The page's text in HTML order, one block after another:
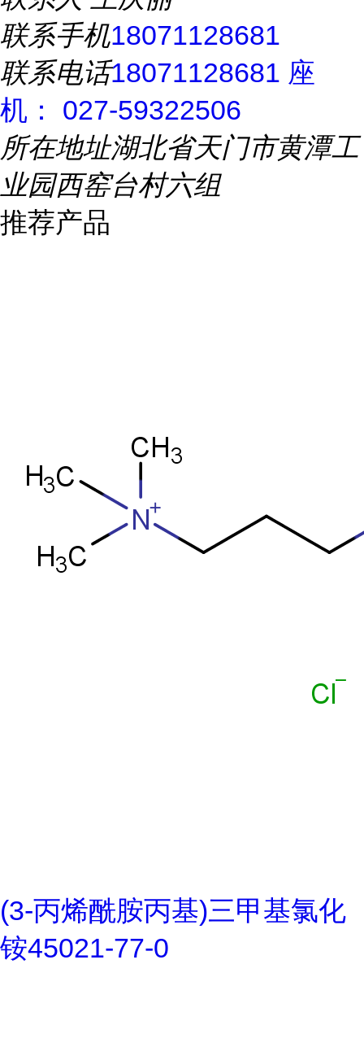
联系手机18071128681
联系电话18071128681 座
机： 027-59322506
所在地址湖北省天门市黄潭工
业园西窑台村六组
推荐产品
(3-丙烯酰胺丙基)三甲基氯化
铵45021-77-0